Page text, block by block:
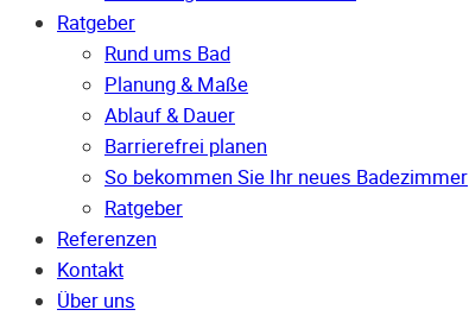
Ratgeber
Rund ums Bad
Planung & Maße
Ablauf & Dauer
Barrierefrei planen
So bekommen Sie Ihr neues Badezimmer
Ratgeber
Referenzen
Kontakt
Über uns